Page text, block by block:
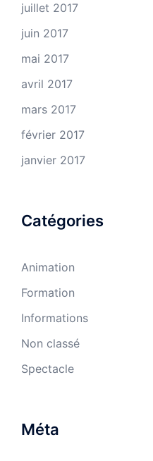
juillet 2017
juin 2017
mai 2017
avril 2017
mars 2017
février 2017
janvier 2017
Catégories
Animation
Formation
Informations
Non classé
Spectacle
Méta